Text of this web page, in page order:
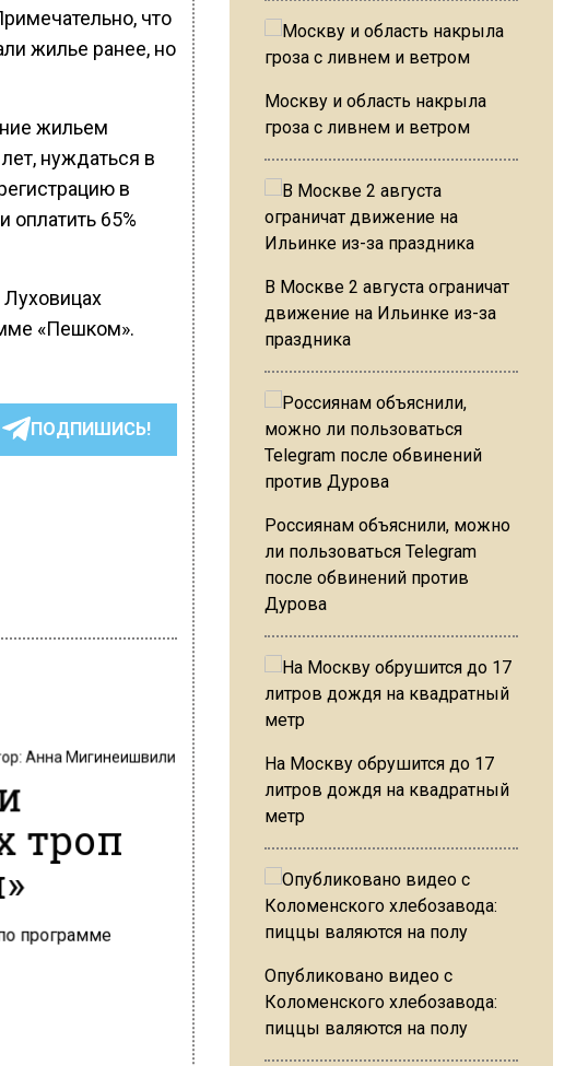
что
жилье ранее, но
жильем
нуждаться в
в
65%
Луховицах
«Пешком».
ПОДПИШИСЬ!
Анна Мигинеишвили
троп
Москву и область накрыла
гроза с ливнем и ветром
В Москве 2 августа ограничат
движение на Ильинке из-за
праздника
Россиянам объяснили, можно
ли пользоваться Telegram
после обвинений против
Дурова
На Москву обрушится до 17
литров дождя на квадратный
метр
Опубликовано видео с
Коломенского хлебозавода:
пиццы валяются на полу